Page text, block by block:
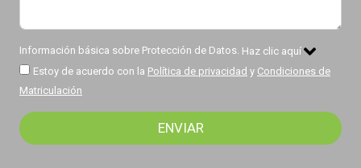
Información básica sobre Protección de Datos. Haz clic aquí
Estoy de acuerdo con la Política de privacidad y Condiciones de
Matriculación